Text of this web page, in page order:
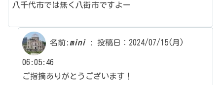
八千代市では無く八街市ですよー
名前: mini: 投稿日：2024/07/15(月)
06:05:46
ご指摘ありがとうございます！